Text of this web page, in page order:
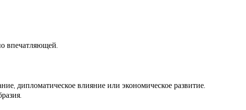
впечатляющей.
дипломатическое влияние или экономическое развитие.